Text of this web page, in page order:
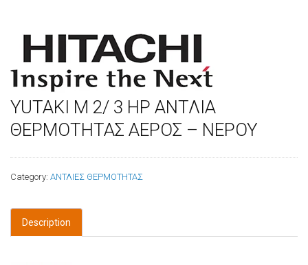
YUTAKI M 2/ 3 HP ΑΝΤΛΙA
ΘΕΡΜΟΤΗΤΑΣ ΑΕΡΟΣ – ΝΕΡΟΥ
Category: ΑΝΤΛΙΕΣ ΘΕΡΜΟΤΗΤΑΣ
Description